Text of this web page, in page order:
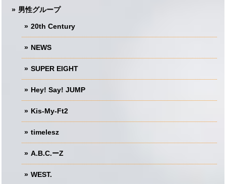
男性グループ
20th Century
NEWS
SUPER EIGHT
Hey! Say! JUMP
Kis-My-Ft2
timelesz
A.B.C.ーZ
WEST.